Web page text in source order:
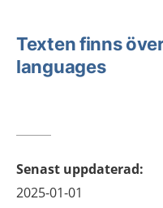
Texten finns
languages
Senast uppdaterad:
2025-01-01